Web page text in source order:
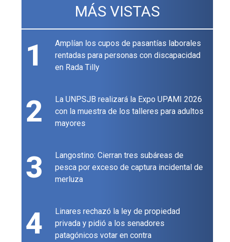
MÁS VISTAS
1
Amplían los cupos de pasantías laborales
rentadas para personas con discapacidad
en Rada Tilly
2
La UNPSJB realizará la Expo UPAMI 2026
con la muestra de los talleres para adultos
mayores
3
Langostino: Cierran tres subáreas de
pesca por exceso de captura incidental de
merluza
4
Linares rechazó la ley de propiedad
privada y pidió a los senadores
patagónicos votar en contra